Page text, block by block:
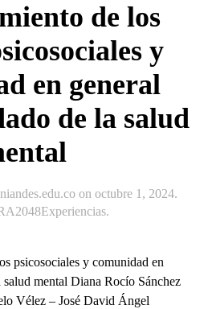
de los
y
en general
de la salud
on octubre 1, 2024.
.
psicosociales y comunidad en
mental Diana Rocío Sánchez
Vélez – José David Ángel